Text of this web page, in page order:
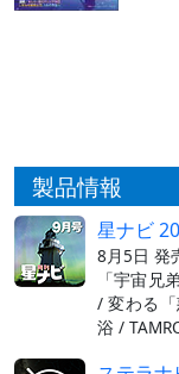
製品情報
星ナビ
8月5日 発
「宇宙兄
/ 変わる
浴 /